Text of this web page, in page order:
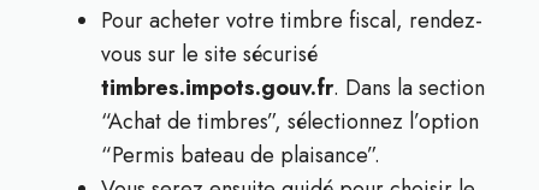
Pour acheter votre timbre fiscal, rendez-
vous sur le site sécurisé
timbres.impots.gouv.fr. Dans la section
“Achat de timbres”, sélectionnez l’option
“Permis bateau de plaisance”.